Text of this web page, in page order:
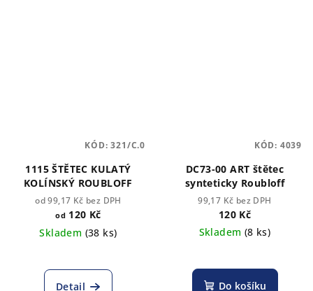
1115 ŠTĚTEC KULATÝ
KOLÍNSKÝ ROUBLOFF
od 99,17 Kč bez DPH
od 120 Kč
Skladem (38 ks)
Detail
KÓD:321/C.0
DC73-00 ART štětec
synteticky Roubloff
99,17 Kč bez DPH
120 Kč
Skladem (8 ks)
Do košíku
KÓD: 4039